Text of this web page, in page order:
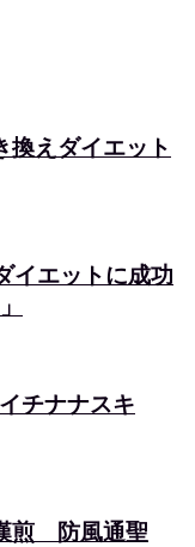
換えダイエット
イエットに成功
チナナスキ
煎 防風通聖